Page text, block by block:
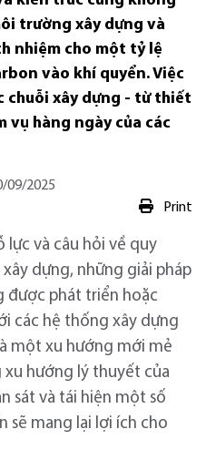
trường xây dựng và
nhiệm cho một tỷ lệ
vào khí quyển. Việc
chuỗi xây dựng - từ thiết
vụ hàng ngày của các
09/2025
Print
lực và câu hỏi về quy
dựng, những giải pháp
được phát triển hoặc
các hệ thống xây dựng
một xu hướng mới mẻ
hướng lý thuyết của
sát và tái hiện một số
sẽ mang lại lợi ích cho